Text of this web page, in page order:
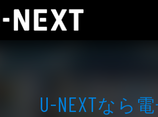
U-NEXTなら